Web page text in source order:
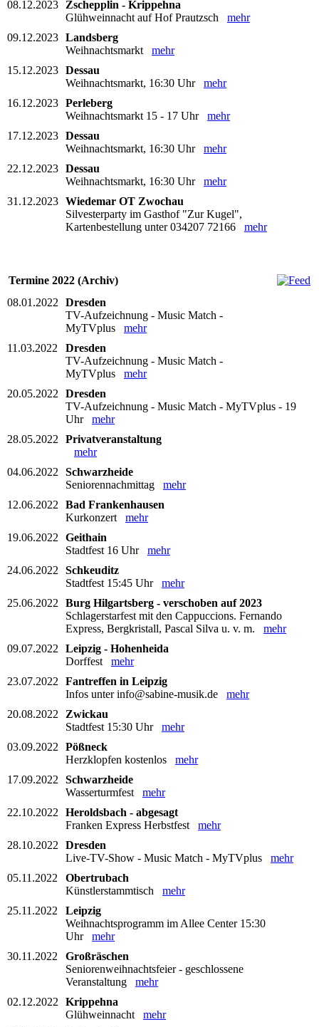
08.12.2023
Zschepplin - Krippehna
Glühweinnacht auf Hof Prautzsch mehr
09.12.2023 Landsberg
Weihnachtsmarkt mehr
15.12.2023 Dessau
Weihnachtsmarkt, 16:30 Uhr mehr
16.12.2023 Perleberg
Weihnachtsmarkt 15 - 17 Uhr mehr
17.12.2023 Dessau
Weihnachtsmarkt, 16:30 Uhr mehr
22.12.2023 Dessau
Weihnachtsmarkt, 16:30 Uhr mehr
31.12.2023 Wiedemar OT Zwochau
Silvesterparty im Gasthof "Zur Kugel",
Kartenbestellung unter 034207 72166 mehr
Termine 2022 (Archiv)
08.01.2022
Dresden
TV-Aufzeichnung - Music Match -
MyTVplus mehr
11.03.2022
Dresden
TV-Aufzeichnung - Music Match -
MyTVplus mehr
20.05.2022
Dresden
TV-Aufzeichnung - Music Match - MyTVplus - 19
Uhr mehr
28.05.2022
Privatveranstaltung
mehr
04.06.2022
Schwarzheide
Seniorennachmittag mehr
12.06.2022
Bad Frankenhausen
Kurkonzert mehr
19.06.2022
Geithain
Stadtfest 16 Uhr mehr
24.06.2022
Schkeuditz
Stadtfest 15:45 Uhr mehr
25.06.2022
Burg Hilgartsberg - verschoben auf 2023
Schlagerstarfest mit den Cappuccions. Fernando
Express, Bergkristall, Pascal Silva u. v. m. mehr
09.07.2022
Leipzig - Hohenheida
Dorffest mehr
23.07.2022
Fantreffen in Leipzig
Infos unter info@sabine-musik.de mehr
20.08.2022
Zwickau
Stadtfest 15:30 Uhr mehr
03.09.2022
Pößneck
Herzklopfen kostenlos mehr
17.09.2022
Schwarzheide
Wasserturmfest mehr
22.10.2022
Heroldsbach - abgesagt
Franken Express Herbstfest mehr
28.10.2022
Dresden
Live-TV-Show - Music Match - MyTVplus mehr
05.11.2022
Obertrubach
Künstlerstammtisch mehr
25.11.2022
Leipzig
Weihnachtsprogramm im Allee Center 15:30
Uhr mehr
30.11.2022
Großräschen
Seniorenweihnachtsfeier - geschlossene
Veranstaltung mehr
02.12.2022
Krippehna
Glühweinnacht mehr